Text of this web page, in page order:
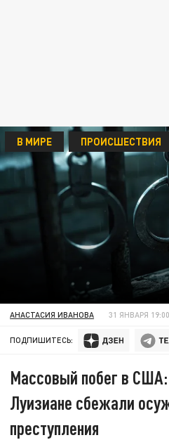
В МИРЕ ПРОИСШЕСТВИЯ
АНАСТАСИЯ ИВАНОВА 31 ЯНВАРЯ 19:00
ПОДПИШИТЕСЬ:
Массовый побег в
Луизиане сбежали
преступления